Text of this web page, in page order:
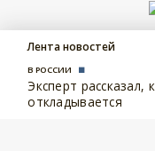
Лента новостей
В РОССИИ
Эксперт рассказал,
откладывается